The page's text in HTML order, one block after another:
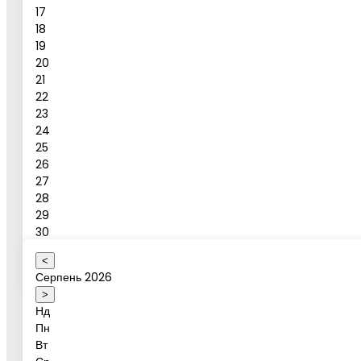
17
18
19
20
21
22
23
24
25
26
27
28
29
30
31
Оберіть коректну дату
Повідомлення
Бронювання активності
Ваше ім'я
<
Серпень 2026
>
Нд
Пн
Вт
Дата активності